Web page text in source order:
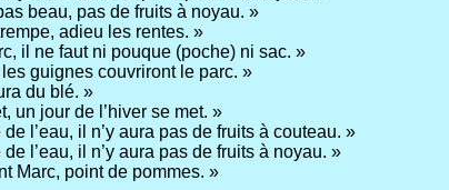
beau, pas de fruits à noyau. »
adieu les rentes. »
il ne faut ni pouque (poche) ni sac. »
guignes couvriront le parc. »
du blé. »
un jour de l’hiver se met. »
l’eau, il n’y aura pas de fruits à couteau. »
l’eau, il n’y aura pas de fruits à noyau. »
Marc, point de pommes. »